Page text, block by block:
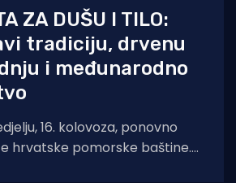
ZA DUŠU I TILO:
tradiciju, drvenu
i međunarodno
16. kolovoza, ponovno
hrvatske pomorske baštine.